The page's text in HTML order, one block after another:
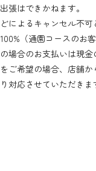
張はできかねます。
によるキャンセル不
（通園コースのお客
場合のお支払いは現金
ご希望の場合、店舗か
対応させていただきま